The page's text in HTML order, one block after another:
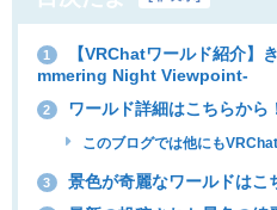
1
【VRChatワールド紹介】
mmering Night Viewpoint-
2 ワールド詳細はこちらから
このブログでは他にも
3 景色が奇麗なワールドはこ